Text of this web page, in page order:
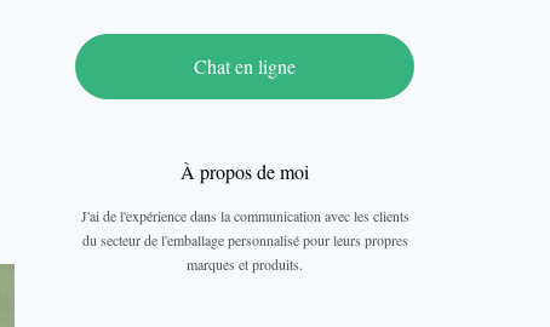
Chat en ligne
À propos de moi
J'ai de l'expérience dans la communication avec les clients
du secteur de l'emballage personnalisé pour leurs propres
marques et produits.